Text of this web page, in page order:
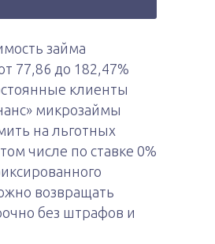
займа
77,86 до 182,47%
клиенты
микрозаймы
на льготных
числе по ставке 0%
возвращать
без штрафов и